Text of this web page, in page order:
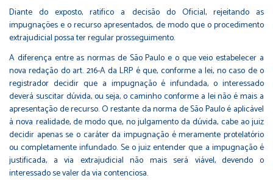
Diante do exposto, ratifico a decisão do Oficial, rejeitando as
impugnações e o recurso apresentados, de modo que o procedimento
extrajudicial possa ter regular prosseguimento.
A diferença entre as normas de São Paulo e o que veio estabelecer a
nova redação do art. 216-A da LRP é que, conforme a lei, no caso de o
registrador decidir que a impugnação é infundada, o interessado
deverá suscitar dúvida, ou seja, o caminho conforme a lei não é mais a
apresentação de recurso. O restante da norma de São Paulo é aplicável
à nova realidade, de modo que, no julgamento da dúvida, cabe ao juiz
decidir apenas se o caráter da impugnação é meramente protelatório
ou completamente infundado. Se o juiz entender que a impugnação é
justificada, a via extrajudicial não mais será viável, devendo o
interessado se valer da via contenciosa.